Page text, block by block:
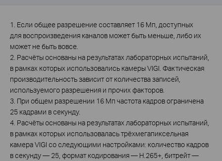
1. Если общее разрешение составляет 16 Мп, доступных
для воспроизведения каналов может быть меньше, либо их
может не быть вовсе.
2. Расчёты основаны на результатах лабораторных испытаний,
в рамках которых использовались камеры VIGI. Фактическая
производительность зависит от количества записей,
используемого разрешения и прочих факторов.
3. При общем разрешении 16 Мп частота кадров ограничена
25 кадрами в секунду.
4. Расчёты основаны на результатах лабораторных испытаний,
в рамках которых использовалась трёхмегапиксельная
камера VIGI со следующими настройками: количество кадров
в секунду — 25, формат кодирования — H.265+, битрейт —